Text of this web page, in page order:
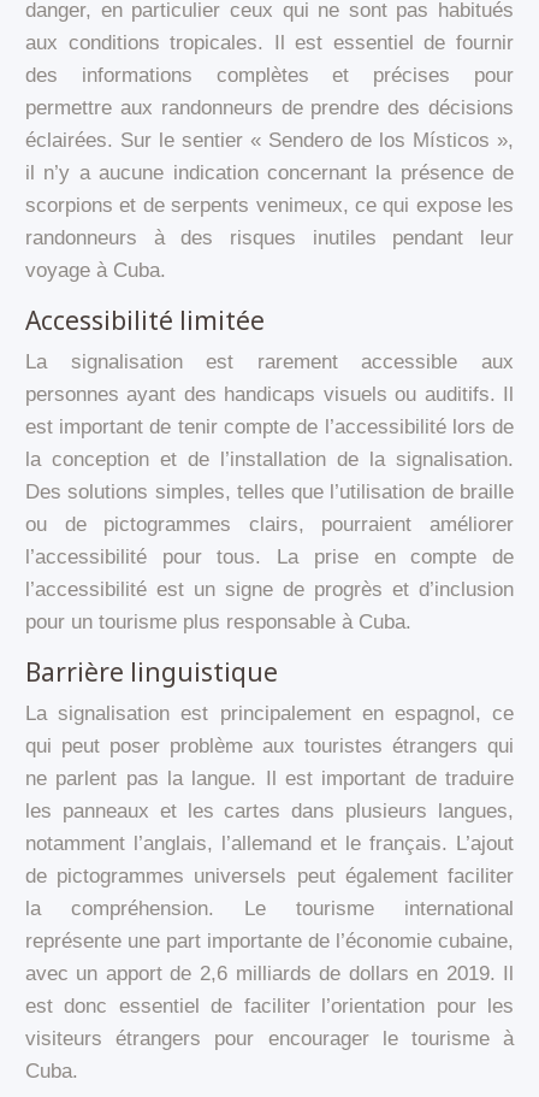
danger, en particulier ceux qui ne sont pas habitués
aux conditions tropicales. Il est essentiel de fournir
des informations complètes et précises pour
permettre aux randonneurs de prendre des décisions
éclairées. Sur le sentier « Sendero de los Místicos »,
il n’y a aucune indication concernant la présence de
scorpions et de serpents venimeux, ce qui expose les
randonneurs à des risques inutiles pendant leur
voyage à Cuba.
Accessibilité limitée
La signalisation est rarement accessible aux
personnes ayant des handicaps visuels ou auditifs. Il
est important de tenir compte de l’accessibilité lors de
la conception et de l’installation de la signalisation.
Des solutions simples, telles que l’utilisation de braille
ou de pictogrammes clairs, pourraient améliorer
l’accessibilité pour tous. La prise en compte de
l’accessibilité est un signe de progrès et d’inclusion
pour un tourisme plus responsable à Cuba.
Barrière linguistique
La signalisation est principalement en espagnol, ce
qui peut poser problème aux touristes étrangers qui
ne parlent pas la langue. Il est important de traduire
les panneaux et les cartes dans plusieurs langues,
notamment l’anglais, l’allemand et le français. L’ajout
de pictogrammes universels peut également faciliter
la compréhension. Le tourisme international
représente une part importante de l’économie cubaine,
avec un apport de 2,6 milliards de dollars en 2019. Il
est donc essentiel de faciliter l’orientation pour les
visiteurs étrangers pour encourager le tourisme à
Cuba.